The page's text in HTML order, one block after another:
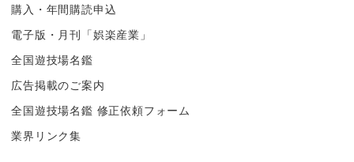
購入・年間購読申込
電子版・月刊「娯楽産業」
全国遊技場名鑑
広告掲載のご案内
全国遊技場名鑑 修正依頼フォーム
業界リンク集